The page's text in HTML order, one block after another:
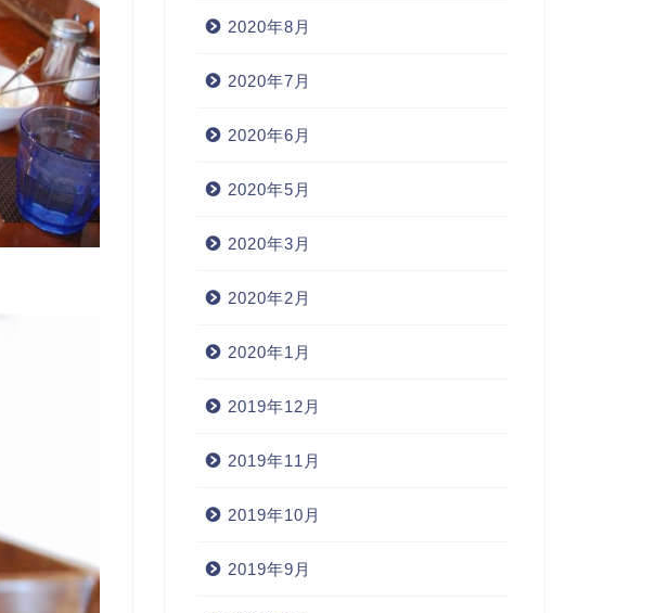
2020年8月
2020年7月
2020年6月
2020年5月
2020年3月
2020年2月
2020年1月
2019年12月
2019年11月
2019年10月
2019年9月